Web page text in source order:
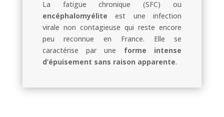
La fatigue chronique (SFC) ou
encéphalomyélite est une infection
virale non contagieuse qui reste encore
peu reconnue en France. Elle se
caractérise par une forme intense
d’épuisement sans raison apparente.